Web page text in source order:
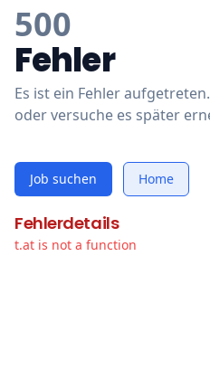
500
Fehler
Es ist ein Fehler
oder versuche es später
Job suchen Home
Fehlerdetails
t.at is not a function